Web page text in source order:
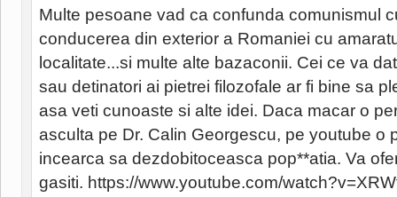
Multe pesoane vad ca confunda comunismul
conducerea din exterior a Romaniei cu
localitate...si multe alte bazaconii. Cei ce va
sau detinatori ai pietrei filozofale ar fi bine sa
asa veti cunoaste si alte idei. Daca macar o
asculta pe Dr. Calin Georgescu, pe youtube o
incearca sa dezdobitoceasca pop**atia. Va
gasiti. https://www.youtube.com/